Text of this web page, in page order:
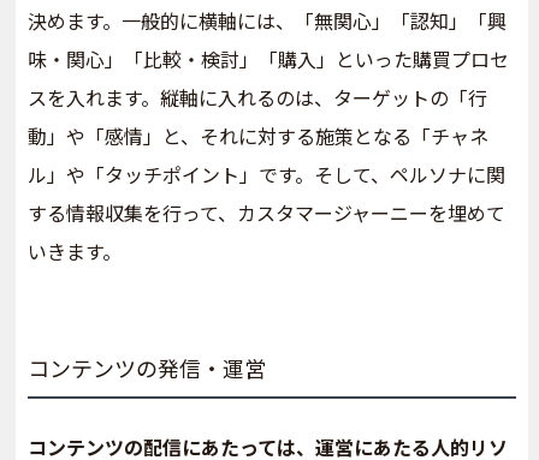
決めます。一般的に横軸には、「無関心」「認知」「興
味・関心」「比較・検討」「購入」といった購買プロセ
スを入れます。縦軸に入れるのは、ターゲットの「行
動」や「感情」と、それに対する施策となる「チャネ
ル」や「タッチポイント」です。そして、ペルソナに関
する情報収集を行って、カスタマージャーニーを埋めて
いきます。
コンテンツの発信・運営
コンテンツの配信にあたっては、運営にあたる人的リソ